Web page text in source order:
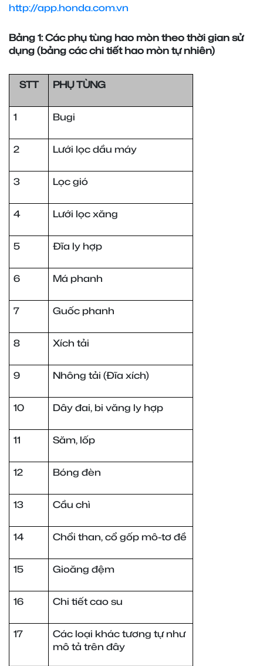
http://app.honda.com.vn
Bảng 1: Các phụ tùng hao mòn theo thời gian sử
dụng (bảng các chi tiết hao mòn tự nhiên)
STT PHỤ TÙNG
1 Bugi
2 Lưới lọc dầu máy
3 Lọc gió
4 Lưới lọc xăng
5 Đĩa ly hợp
6 Má phanh
7 Guốc phanh
8 Xích tải
9 Nhông tải (Đĩa xích)
10 Dây đai, bi văng ly hợp
11 Săm, lốp
12 Bóng đèn
13 Cầu chì
14 Chổi than, cổ gốp mô-tơ đề
15 Gioăng đệm
16 Chi tiết cao su
17
Các loại khác tương tự như
mô tả trên đây